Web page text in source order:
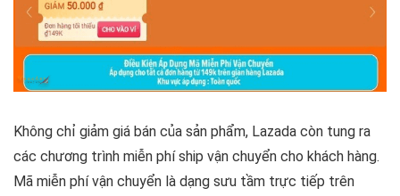
Không chỉ giảm giá bán của sản phẩm, Lazada còn tung ra
các chương trình miễn phí ship vận chuyển cho khách hàng.
Mã miễn phí vận chuyển là dạng sưu tầm trực tiếp trên